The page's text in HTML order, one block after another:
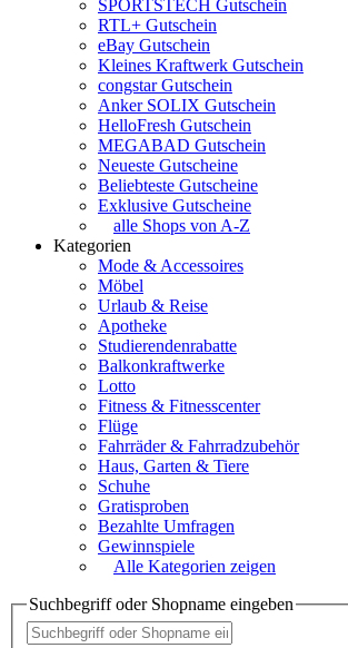
SPORTSTECH Gutschein
RTL+ Gutschein
eBay Gutschein
Kleines Kraftwerk Gutschein
congstar Gutschein
Anker SOLIX Gutschein
HelloFresh Gutschein
MEGABAD Gutschein
Neueste Gutscheine
Beliebteste Gutscheine
Exklusive Gutscheine
alle Shops von A-Z
Kategorien
Mode & Accessoires
Möbel
Urlaub & Reise
Apotheke
Studierendenrabatte
Balkonkraftwerke
Lotto
Fitness & Fitnesscenter
Flüge
Fahrräder & Fahrradzubehör
Haus, Garten & Tiere
Schuhe
Gratisproben
Bezahlte Umfragen
Gewinnspiele
Alle Kategorien zeigen
Suchbegriff oder Shopname eingeben